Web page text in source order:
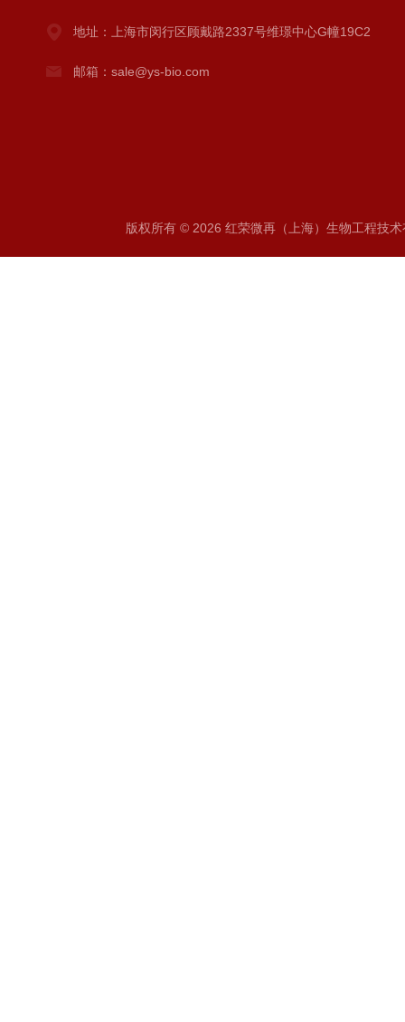
地址：上海市闵行区顾戴路2337号维璟中心G幢19C2
邮箱：sale@ys-bio.com
版权所有 © 2026 红荣微再（上海）生物工程技